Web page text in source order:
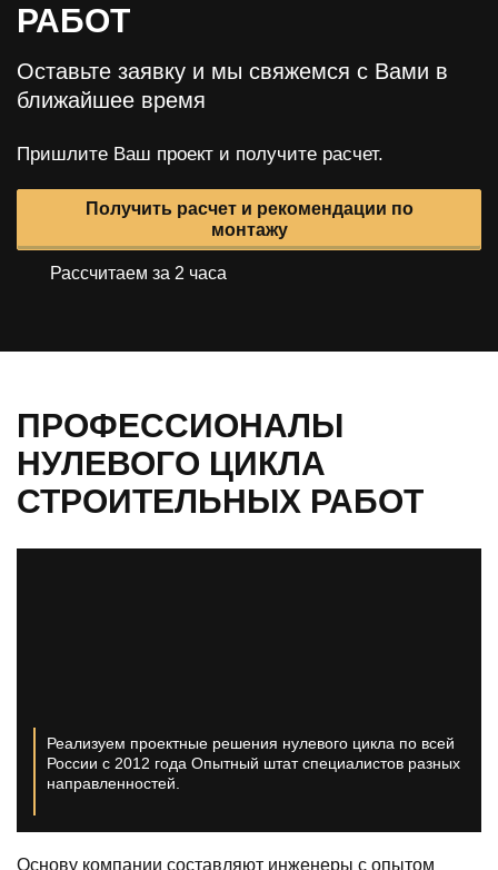
РАБОТ
Оставьте заявку и мы свяжемся с Вами в
ближайшее время
Пришлите Ваш проект и получите расчет.
Получить расчет и рекомендации по
монтажу
Рассчитаем за 2 часа
ПРОФЕССИОНАЛЫ
НУЛЕВОГО ЦИКЛА
СТРОИТЕЛЬНЫХ РАБОТ
Реализуем проектные решения нулевого цикла по всей
России с 2012 года Опытный штат специалистов разных
направленностей.
Основу компании составляют инженеры с опытом